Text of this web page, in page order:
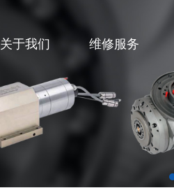
关于我们 维修服务